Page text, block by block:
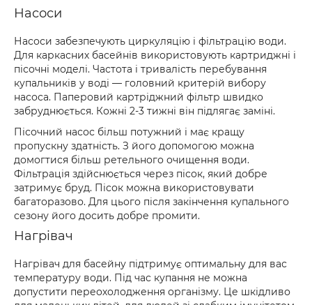
Насоси
Насоси забезпечують циркуляцію і фільтрацію води.
Для каркасних басейнів використовують картриджні і
пісочні моделі. Частота і тривалість перебування
купальників у воді — головний критерій вибору
насоса. Паперовий картріджний фільтр швидко
забруднюється. Кожні 2-3 тижні він підлягає заміні.
Пісочний насос більш потужний і має кращу
пропускну здатність. З його допомогою можна
домогтися більш ретельного очищення води.
Фільтрація здійснюється через пісок, який добре
затримує бруд. Пісок можна використовувати
багаторазово. Для цього після закінчення купального
сезону його досить добре промити.
Нагрівач
Нагрівач для басейну підтримує оптимальну для вас
температуру води. Під час купання не можна
допустити переохолодження організму. Це шкідливо